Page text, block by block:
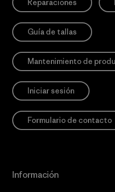
Reparaciones
Guía de tallas
Mantenimiento de
Iniciar sesión
Formulario de contacto
Información